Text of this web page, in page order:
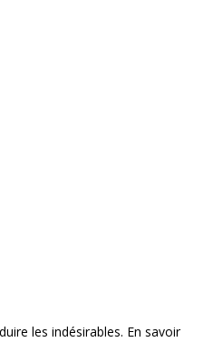
les indésirables. En savoir